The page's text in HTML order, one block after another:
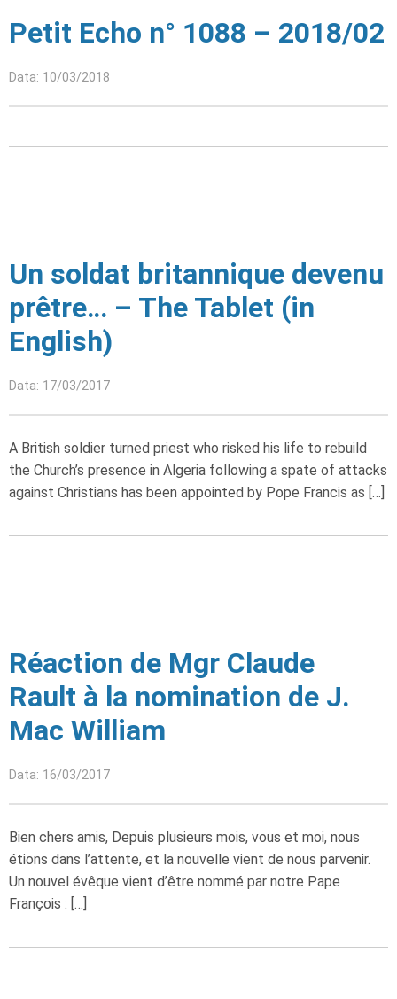
Petit Echo n° 1088 – 2018/02
Data: 10/03/2018
Un soldat britannique devenu
prêtre… – The Tablet (in
English)
Data: 17/03/2017
A British soldier turned priest who risked his life to rebuild
the Church’s presence in Algeria following a spate of attacks
against Christians has been appointed by Pope Francis as […]
Réaction de Mgr Claude
Rault à la nomination de J.
Mac William
Data: 16/03/2017
Bien chers amis, Depuis plusieurs mois, vous et moi, nous
étions dans l’attente, et la nouvelle vient de nous parvenir.
Un nouvel évêque vient d’être nommé par notre Pape
François : […]